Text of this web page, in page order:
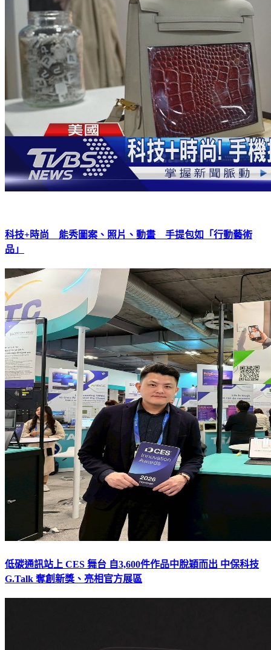
科技+時尚 能秀圖案、照片、動畫 手提包如「行動藝術
品」
低碳通訊站上 CES 舞台 自3,600件作品中脫穎而出 中保科技
G.Talk 奪創新獎、亮相官方展區